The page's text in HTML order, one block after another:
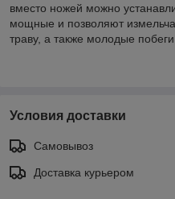
вместо ножей можно
мощные и позволяют
траву, а также молодые побеги
Условия доставки
Самовывоз
Доставка курьером